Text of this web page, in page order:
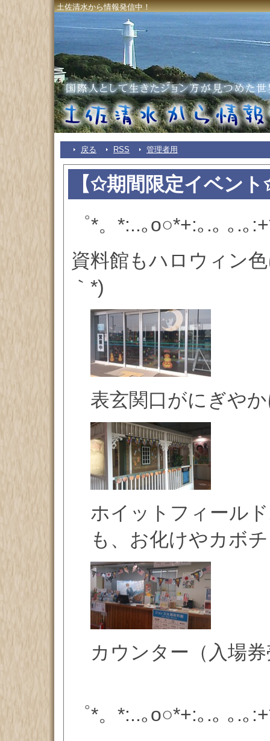
土佐清水から情報発信中！
戻る RSS 管理者用
【✩期間限定イベン
゜*。*:..｡o○*+:｡.｡ ｡.｡
資料館もハロウィン
｀*)
表玄関口がにぎや
ホイットフィール
も、お化けやカボ
カウンター（入場
゜*。*:..｡o○*+:｡.｡ ｡.｡